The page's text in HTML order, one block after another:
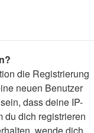
die Registrierung
neuen Benutzer
dass deine IP-
du dich registrieren